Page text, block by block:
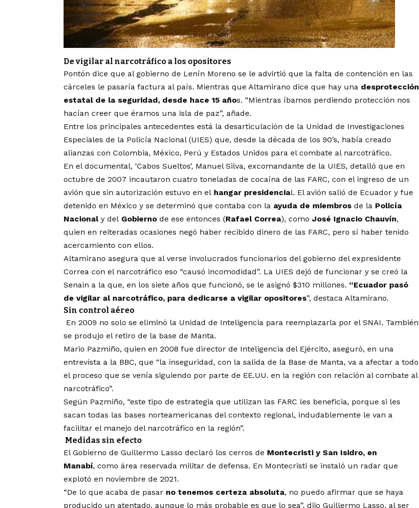
De vigilar al narcotráfico a los opositores
Pontón dice que al gobierno de Lenín Moreno se le advirtió que la falta de contención en las
cárceles le pasaría factura al país. Mientras que Altamirano dice que hay una desprotección
estatal de la seguridad, desde hace 15 años. “Mientras íbamos perdiendo protección nos
hacían creer que éramos una isla de paz”, añade.
Entre los principales antecedentes está la desarticulación de la Unidad de Investigaciones
Especiales de la Policía Nacional (UIES) que, desde la década de los 90’s, había creado
alianzas con Colombia, México, Perú y Estados Unidos para el combate al narcotráfico.
En el documental, ‘Cabos Sueltos’, Manuel Silva, excomandante de la UIES, detalló que en
octubre de 2007 incautaron cuatro toneladas de cocaína de las FARC, con el ingreso de un
avión que sin autorización estuvo en el hangar presidencial. El avión salió de Ecuador y fue
detenido en México y se determinó que contaba con la ayuda de miembros de la Policía
Nacionaly del Gobierno de ese entonces (Rafael Correa), como José Ignacio Chauvín,
quien en reiteradas ocasiones negó haber recibido dinero de las FARC, pero sí haber tenido
acercamiento con ellos.
Altamirano asegura que al verse involucrados funcionarios del gobierno del expresidente
Correa con el narcotráfico eso “causó incomodidad”. La UIES dejó de funcionar y se creó la
Senain a la que, en los siete años que funcionó, se le asignó $310 millones. “Ecuador pasó
de vigilar al narcotráfico, para dedicarse a vigilar opositores”, destaca Altamirano.
Sin control aéreo
En 2009 no solo se eliminó la Unidad de Inteligencia para reemplazarla por el SNAI. También
se produjo el retiro de la base de Manta.
Mario Pazmiño, quien en 2008 fue director de Inteligencia del Ejército, aseguró, en una
entrevista a la BBC, que “la inseguridad, con la salida de la Base de Manta, va a afectar a todo
el proceso que se venía siguiendo por parte de EE.UU. en la región con relación al combate al
narcotráfico”.
Según Pazmiño, “este tipo de estrategia que utilizan las FARC les beneficia, porque si les
sacan todas las bases norteamericanas del contexto regional, indudablemente le van a
facilitar el manejo del narcotráfico en la región”.
Medidas sin efecto
El Gobierno de Guillermo Lasso declaró los cerros de Montecristi y San Isidro, en
Manabí, como área reservada militar de defensa. En Montecristi se instaló un radar que
explotó en noviembre de 2021.
“De lo que acaba de pasar no tenemos certeza absoluta, no puedo afirmar que se haya
producido un atentado, aunque lo más probable es que lo sea”, dijo Guillermo Lasso, al ser